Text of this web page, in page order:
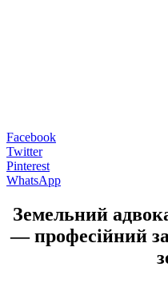
Facebook
Twitter
Pinterest
WhatsApp
Земельний
— професійний